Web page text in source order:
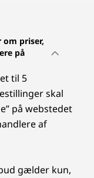
priser,
på
til 5
skal
på webstedet
af
gælder kun,